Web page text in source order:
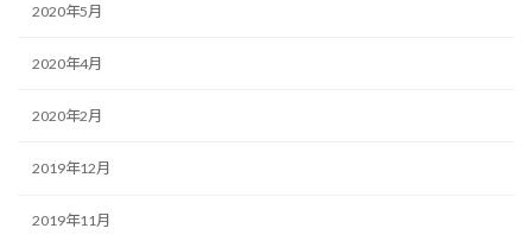
2020年5月
2020年4月
2020年2月
2019年12月
2019年11月